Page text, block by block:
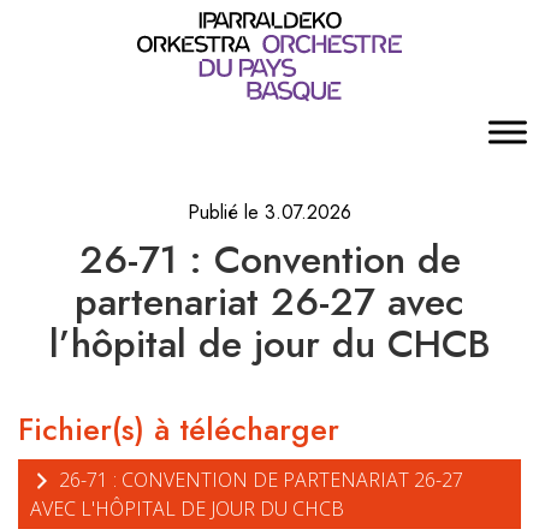
Publié le 3.07.2026
26-71 : Convention de
partenariat 26-27 avec
l’hôpital de jour du CHCB
Fichier(s) à télécharger
26-71 : CONVENTION DE PARTENARIAT 26-27
AVEC L'HÔPITAL DE JOUR DU CHCB